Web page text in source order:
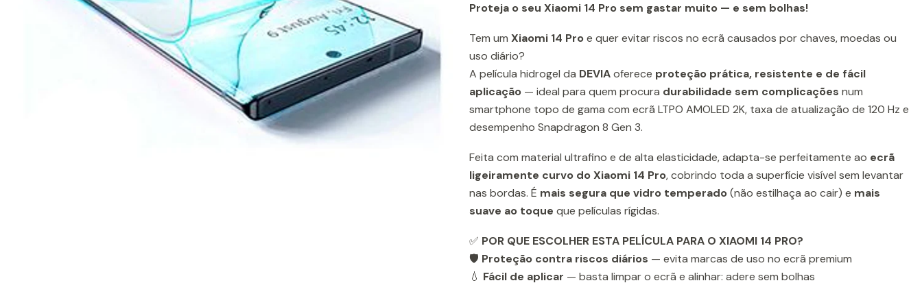
Proteja o seu Xiaomi 14 Pro sem gastar muito — e sem bolhas!
Tem um Xiaomi 14 Proe quer evitar riscos no ecrã causados por chaves, moedas ou
uso diário?
A película hidrogel da DEVIAoferece proteção prática, resistente e de fácil
aplicação — ideal para quem procura durabilidade sem complicações num
smartphone topo de gama com ecrã LTPO AMOLED 2K, taxa de atualização de 120 Hz e
desempenho Snapdragon 8 Gen 3.
Feita com material ultrafino e de alta elasticidade, adapta-se perfeitamente ao ecrã
ligeiramente curvo do Xiaomi 14 Pro, cobrindo toda a superfície visível sem levantar
nas bordas. É mais segura que vidro temperado(não estilhaça ao cair) e mais
suave ao toque que películas rígidas.
✅ POR QUE ESCOLHER ESTA PELÍCULA PARA O XIAOMI 14 PRO?
🛡️ Proteção contra riscos diários — evita marcas de uso no ecrã premium
💧 Fácil de aplicar — basta limpar o ecrã e alinhar: adere sem bolhas